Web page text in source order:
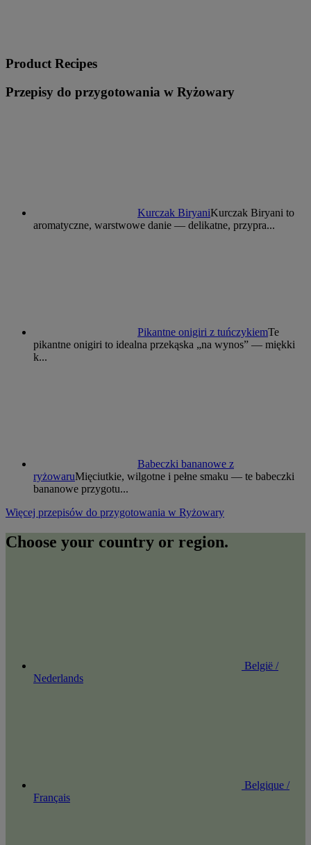
Product Recipes
Przepisy do przygotowania w Ryżowary
Kurczak BiryaniKurczak Biryani to
aromatyczne, warstwowe danie — delikatne, przypra...
Pikantne onigiri z tuńczykiemTe
pikantne onigiri to idealna przekąska „na wynos” — miękki
k...
Babeczki bananowe z
ryżowaruMięciutkie, wilgotne i pełne smaku — te babeczki
bananowe przygotu...
Więcej przepisów do przygotowania w Ryżowary
Choose your country or region.
België /
Nederlands
Belgique /
Français